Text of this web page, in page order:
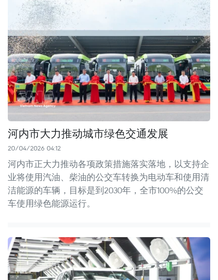
河内市大力推动城市绿色交通发展
20/04/2026 04:12
河内市正大力推动各项政策措施落实落地，以支持企
业将使用汽油、柴油的公交车转换为电动车和使用清
洁能源的车辆，目标是到2030年，全市100%的公交
车使用绿色能源运行。